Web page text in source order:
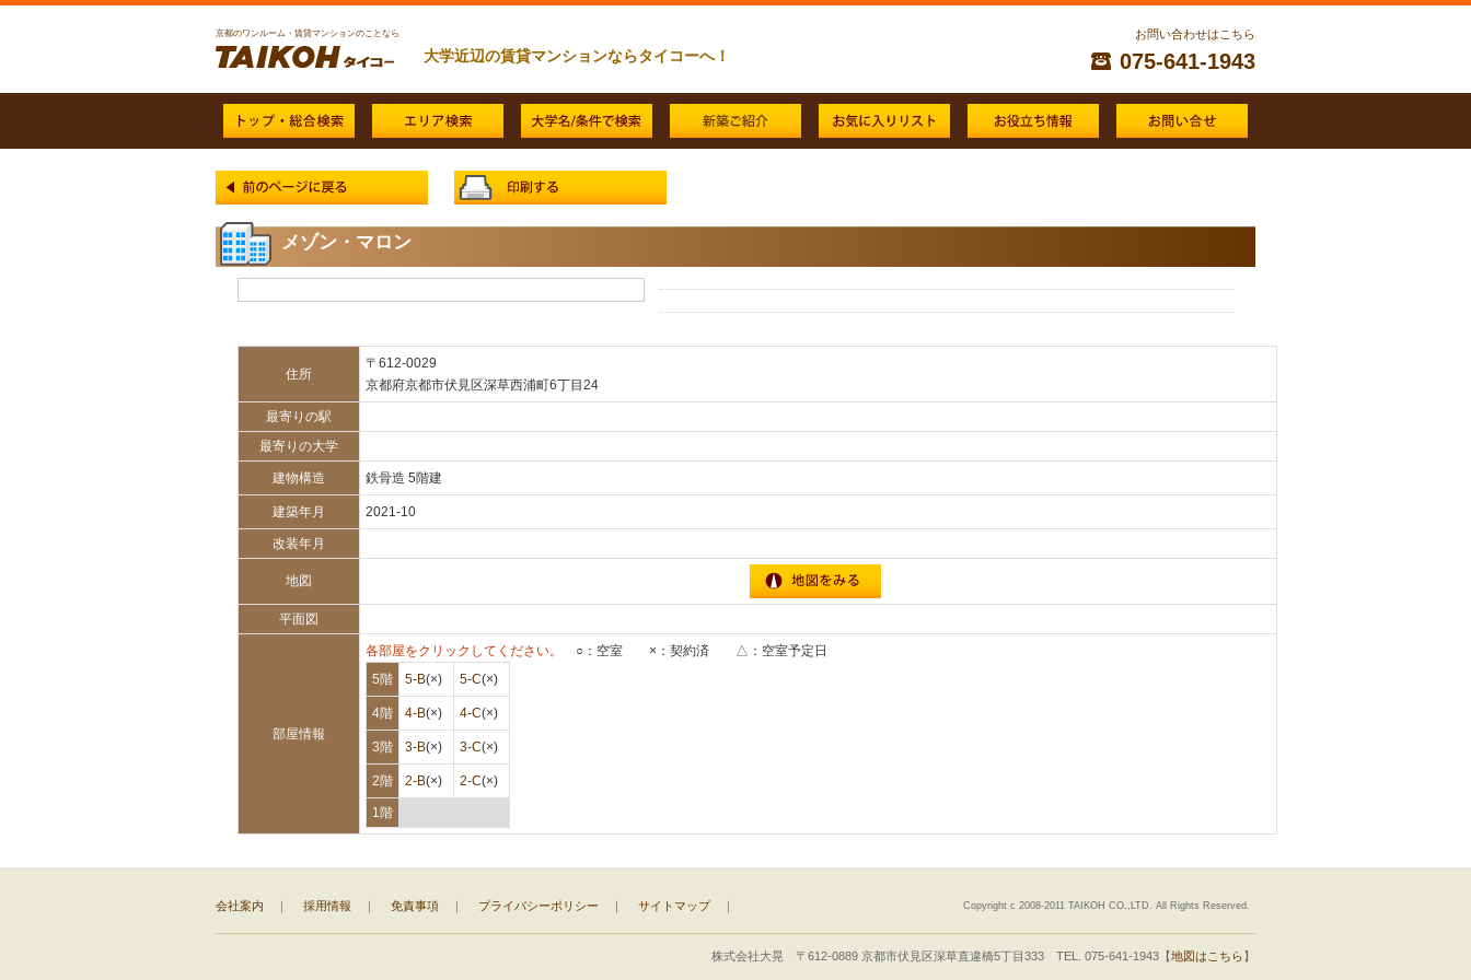
京都のワンルーム・賃貸マンションのことなら
大学近辺の賃貸マンションならタイコーへ！
お問い合わせはこちら
075-641-1943
メゾン・マロン
住所
〒612-0029
京都府京都市伏見区深草西浦町6丁目24
最寄りの駅
最寄りの大学
建物構造 鉄骨造 5階建
建築年月 2021-10
改装年月
地図
平面図
部屋情報
各部屋をクリックしてください。
○：空室 ×：契約済 △：空室予定日
5階
5-B(×) 5-C(×)
4階 4-B(×) 4-C(×)
3階 3-B(×) 3-C(×)
2階 2-B(×) 2-C(×)
1階
会社案内 ｜ 採用情報 ｜ 免責事項 ｜ プライバシーポリシー ｜ サイトマップ｜ Copyright c 2008-2011 TAIKOH CO.,LTD. All Rights Reserved.
株式会社大晃 〒612-0889 京都市伏見区深草直違橋5丁目333 TEL. 075-641-1943【地図はこちら】